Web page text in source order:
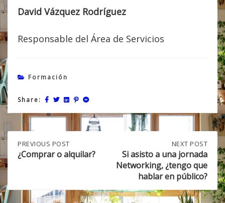
David Vázquez Rodríguez
Responsable del Área de Servicios
Formación
Share:
Post
navigation
PREVIOUS
POST:
¿COMPRAR
PREVIOUS POST
¿Comprar o alquilar?
POST:
SI
ASISTO
UNA
JORNADA
NEXT POST
Si asisto a una jornada
Networking, ¿tengo que
hablar en público?